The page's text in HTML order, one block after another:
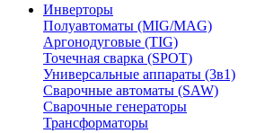
Инверторы
Полуавтоматы (MIG/MAG)
Аргонодуговые (TIG)
Точечная сварка (SPOT)
Универсальные аппараты (3в1)
Сварочные автоматы (SAW)
Сварочные генераторы
Трансформаторы